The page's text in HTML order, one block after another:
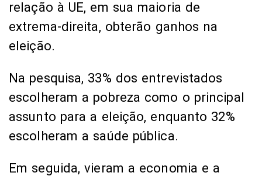
relação à UE, em sua maioria de
extrema-direita, obterão ganhos na
eleição.
Na pesquisa, 33% dos entrevistados
escolheram a pobreza como o principal
assunto para a eleição, enquanto 32%
escolheram a saúde pública.
Em seguida, vieram a economia e a